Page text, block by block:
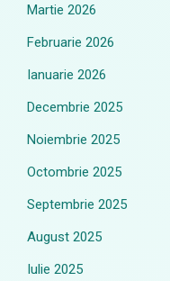
Martie 2026
Februarie 2026
Ianuarie 2026
Decembrie 2025
Noiembrie 2025
Octombrie 2025
Septembrie 2025
August 2025
Iulie 2025